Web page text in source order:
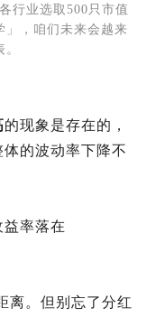
行业选取500只市值
」，咱们未来会越来
的现象是存在的，
的波动率下降不
率落在
离。但别忘了分红